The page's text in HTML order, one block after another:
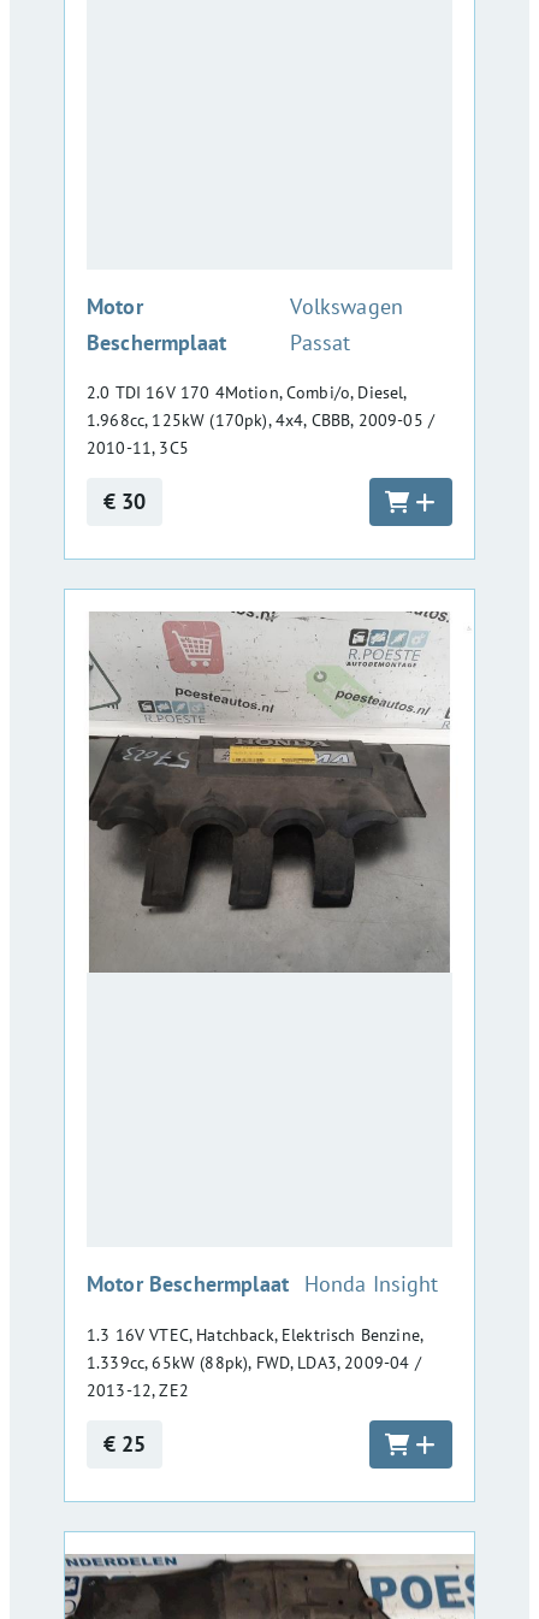
Motor
Beschermplaat
:Volkswagen
Passat
2.0 TDI 16V 170 4Motion, Combi/o, Diesel,
1.968cc, 125kW (170pk), 4x4, CBBB, 2009-05 /
2010-11, 3C5
€ 30
Motor Beschermplaat :Honda Insight
1.3 16V VTEC, Hatchback, Elektrisch Benzine,
1.339cc, 65kW (88pk), FWD, LDA3, 2009-04 /
2013-12, ZE2
€ 25